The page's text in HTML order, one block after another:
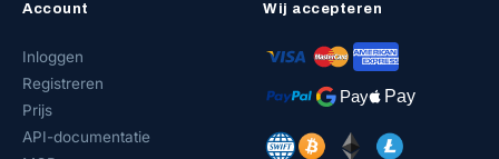
Account
Inloggen
Registreren
Prijs
API-documentatie
Wij accepteren